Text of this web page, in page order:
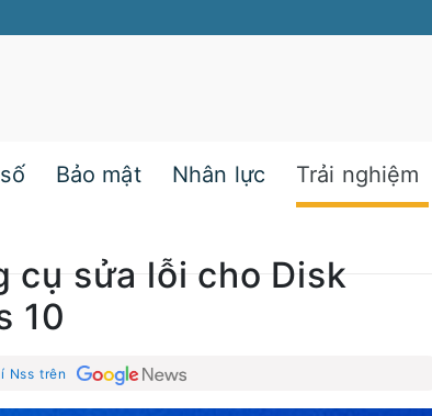
Bảo mật Nhân lực Trải nghiệm
cụ sửa lỗi cho Disk
10
Nss trên